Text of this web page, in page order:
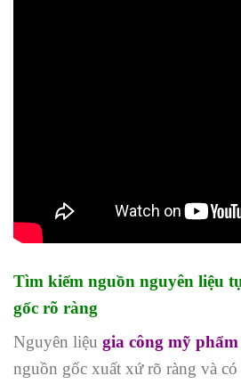
Tìm kiếm nguồn nguyên liệu
gốc rõ ràng
Nguyên liệu gia công mỹ phẩm
nguồn gốc xuất xứ rõ ràng và